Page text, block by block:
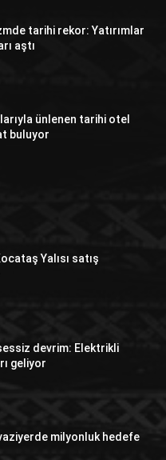
tarihi rekor: Yatırımlar
aştı
ünlenen tarihi otel
buluyor
Yalısı satış
devrim: Elektrikli
geliyor
milyonluk hedefe